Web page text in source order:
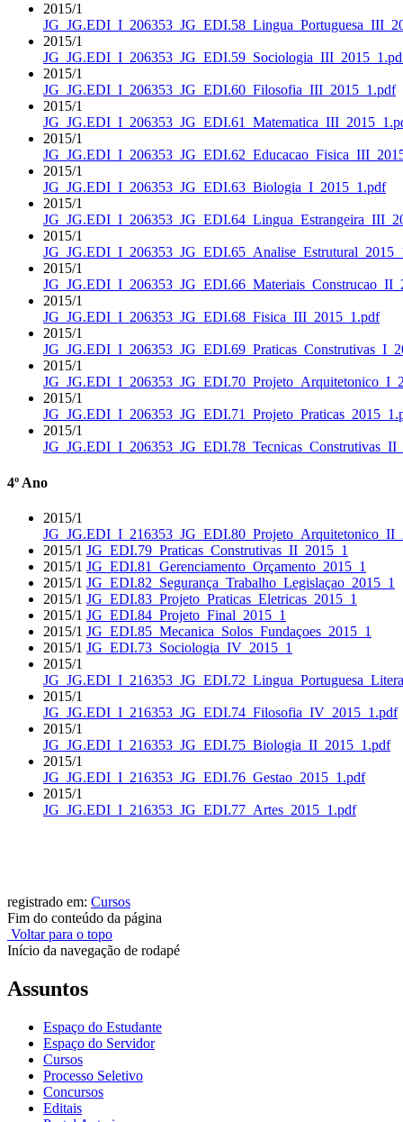
2015/1
2015/1
2015/1
JG_JG.EDI_I_206353_JG_EDI.60_Filosofia_III_2015_1.pdf
2015/1
2015/1
2015/1
JG_JG.EDI_I_206353_JG_EDI.63_Biologia_I_2015_1.pdf
2015/1
2015/1
2015/1
2015/1
JG_JG.EDI_I_206353_JG_EDI.68_Fisica_III_2015_1.pdf
2015/1
2015/1
2015/1
2015/1
4º Ano
2015/1
2015/1 JG_EDI.79_Praticas_Construtivas_II_2015_1
2015/1 JG_EDI.81_Gerenciamento_Orçamento_2015_1
2015/1 JG_EDI.82_Segurança_Trabalho_Legislaçao_2015_1
2015/1 JG_EDI.83_Projeto_Praticas_Eletricas_2015_1
2015/1 JG_EDI.84_Projeto_Final_2015_1
2015/1 JG_EDI.85_Mecanica_Solos_Fundaçoes_2015_1
2015/1 JG_EDI.73_Sociologia_IV_2015_1
2015/1
2015/1
JG_JG.EDI_I_216353_JG_EDI.74_Filosofia_IV_2015_1.pdf
2015/1
JG_JG.EDI_I_216353_JG_EDI.75_Biologia_II_2015_1.pdf
2015/1
JG_JG.EDI_I_216353_JG_EDI.76_Gestao_2015_1.pdf
2015/1
JG_JG.EDI_I_216353_JG_EDI.77_Artes_2015_1.pdf
registrado em: Cursos
Fim do conteúdo da página
Voltar para o topo
Início da navegação de rodapé
Assuntos
Espaço do Estudante
Espaço do Servidor
Cursos
Processo Seletivo
Concursos
Editais